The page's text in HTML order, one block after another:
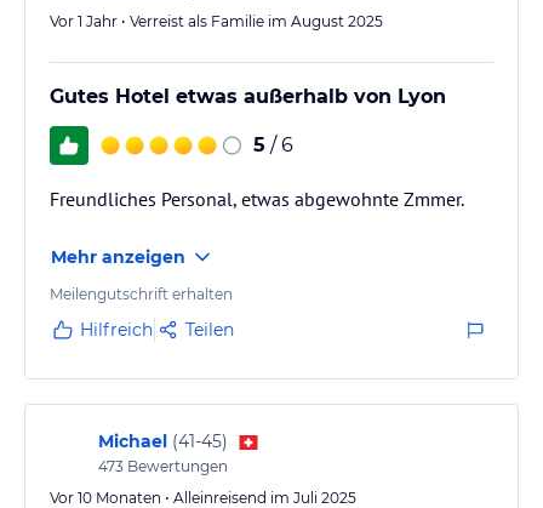
Vor 1 Jahr • Verreist als Familie im August 2025
Gutes Hotel etwas außerhalb von Lyon
5 / 6
Freundliches Personal, etwas abgewohnte Zmmer.
Mehr anzeigen
Meilengutschrift erhalten
Hilfreich Teilen
Michael (41-45)
473 Bewertungen
Vor 10 Monaten • Alleinreisend im Juli 2025